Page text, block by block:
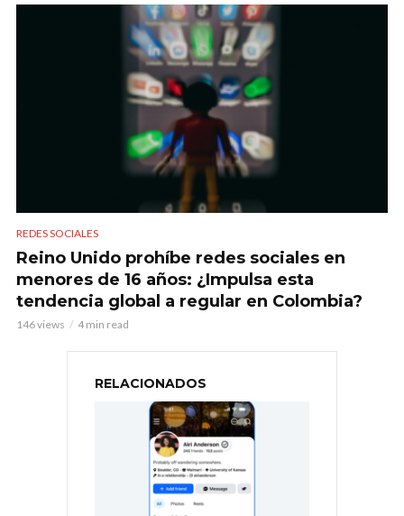
REDES SOCIALES
Reino Unido prohíbe redes sociales en
menores de 16 años: ¿Impulsa esta
tendencia global a regular en Colombia?
146 views 4 min read
RELACIONADOS